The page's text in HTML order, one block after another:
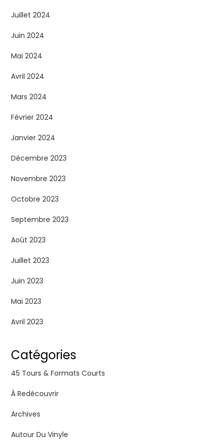
Juillet 2024
Juin 2024
Mai 2024
Avril 2024
Mars 2024
Février 2024
Janvier 2024
Décembre 2023
Novembre 2023
Octobre 2023
Septembre 2023
Août 2023
Juillet 2023
Juin 2023
Mai 2023
Avril 2023
Catégories
45 Tours & Formats Courts
À Redécouvrir
Archives
Autour Du Vinyle